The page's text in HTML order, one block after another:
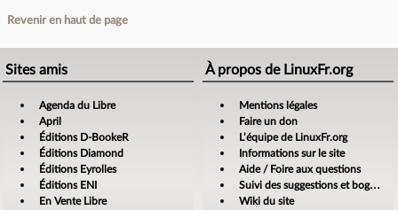
Revenir en haut de page
Sites amis
Agenda du Libre
April
Éditions D-BookeR
Éditions Diamond
Éditions Eyrolles
Éditions ENI
En Vente Libre
À propos de LinuxFr.org
Mentions légales
Faire un don
L’équipe de LinuxFr.org
Informations sur le site
Aide / Foire aux questions
Suivi des suggestions et bogues
Wiki du site